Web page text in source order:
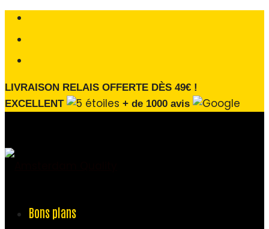
LIVRAISON RELAIS OFFERTE DÈS 49€ !
EXCELLENT
+ de 1000 avis
Bons plans